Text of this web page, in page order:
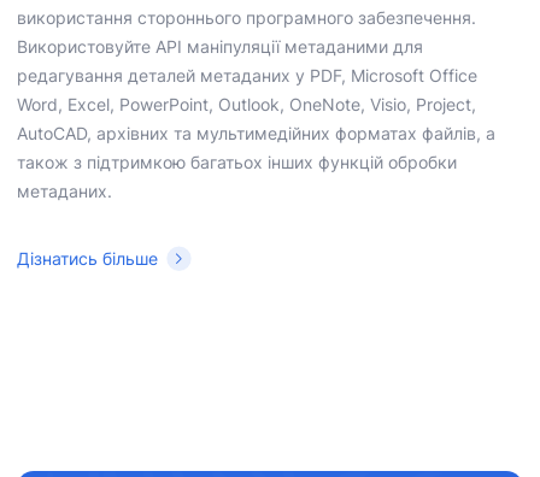
використання стороннього програмного забезпечення.
Використовуйте API маніпуляції метаданими для
редагування деталей метаданих у PDF, Microsoft Office
Word, Excel, PowerPoint, Outlook, OneNote, Visio, Project,
AutoCAD, архівних та мультимедійних форматах файлів, а
також з підтримкою багатьох інших функцій обробки
метаданих.
Дізнатись більше